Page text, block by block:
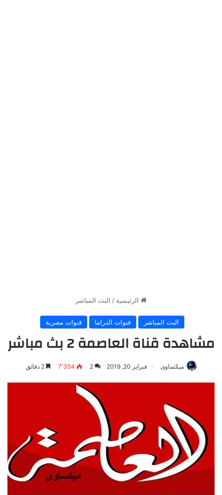
الرئيسية / البث المباشر
البث المباشر قنوات الدراما قنوات مصرية
مشاهدة قناة العاصمة 2 بث مباشر
ميكساوى فبراير 20, 2019 2 7٬354 2 دقائق